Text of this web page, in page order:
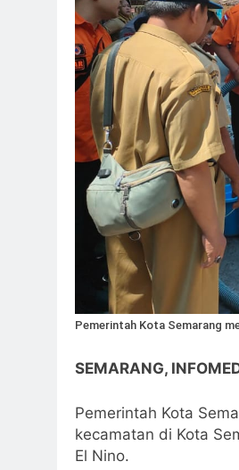
Pemerintah Kota Semarang
SEMARANG,
Pemerintah Kota
kecamatan di Kota
El Nino.